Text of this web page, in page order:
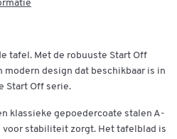
tafel. Met de robuuste Start Off
modern design dat beschikbaar is in
Start Off serie.
klassieke gepoedercoate stalen A-
stabiliteit zorgt. Het tafelblad is